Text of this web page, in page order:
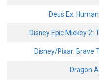
Deus Ex:
Disney Epic Mickey 2:
Disney/Pixar: Brave
Dragon